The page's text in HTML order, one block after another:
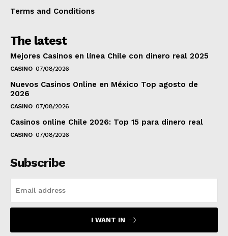
Terms and Conditions
The latest
Mejores Casinos en línea Chile con dinero real 2025
CASINO 07/08/2026
Nuevos Casinos Online en México Top agosto de
2026
CASINO 07/08/2026
Casinos online Chile 2026: Top 15 para dinero real
CASINO 07/08/2026
Subscribe
I WANT IN